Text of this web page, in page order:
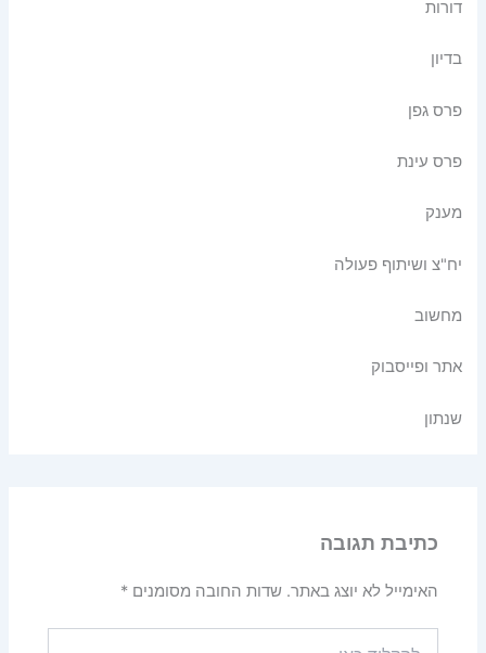
דורות
בדיון
פרס גפן
פרס עינת
מענק
יח"צ ושיתוף פעולה
מחשוב
אתר ופייסבוק
שנתון
כתיבת תגובה
האימייל לא יוצג באתר. שדות החובה מסומנים*